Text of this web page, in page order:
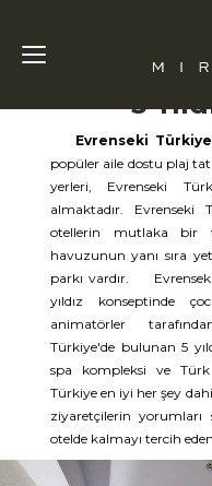
5
Evrenseki
popüler aile dostu plaj
yerleri, Evrenseki
almaktadır. Evrenseki
otellerin mutlaka bir
havuzunun yanı sıra
parkı vardır. Evrenseki
yıldız konseptinde
animatörler
Türkiye'de bulunan 5
spa kompleksi ve Türk
Türkiye en iyi her şey
ziyaretçilerin yorumları
otelde kalmayı tercih